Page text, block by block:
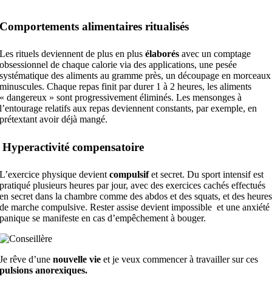
Comportements alimentaires ritualisés
Les rituels deviennent de plus en plusélaborés avec un comptage
obsessionnel de chaque calorie via des applications, une pesée
systématique des aliments au gramme près, un découpage en morceaux
minuscules. Chaque repas finit par durer 1 à 2 heures, les aliments
« dangereux » sont progressivement éliminés. Les mensonges à
l’entourage relatifs aux repas deviennent constants, par exemple, en
prétextant avoir déjà mangé.
Hyperactivité compensatoire
L’exercice physique devientcompulsifet secret. Du sport intensif est
pratiqué plusieurs heures par jour, avec des exercices cachés effectués
en secret dans la chambre comme des abdos et des squats, et des heures
de marche compulsive. Rester assise devient impossible et une anxiété
panique se manifeste en cas d’empêchement à bouger.
Je rêve d’unenouvelle vie et je veux commencer à travailler sur ces
pulsions anorexiques.